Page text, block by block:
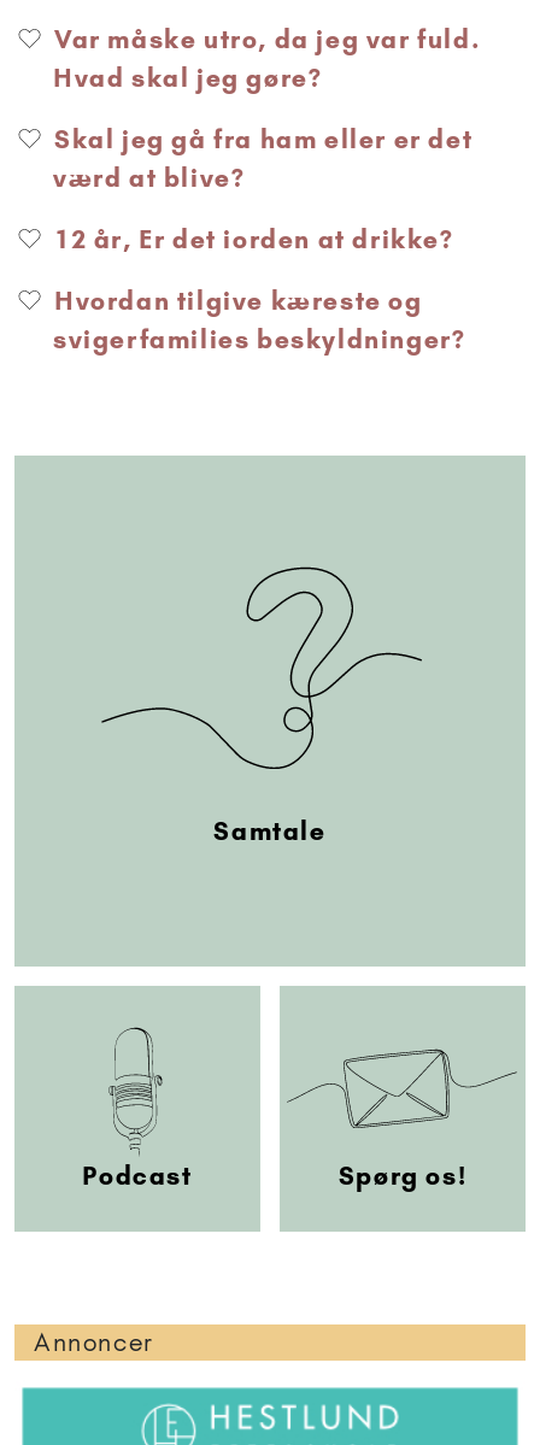
Var måske utro, da jeg var fuld.
Hvad skal jeg gøre?
Skal jeg gå fra ham eller er det
værd at blive?
12 år, Er det iorden at drikke?
Hvordan tilgive kæreste og
svigerfamilies beskyldninger?
Samtale
Podcast Spørg os!
Annoncer